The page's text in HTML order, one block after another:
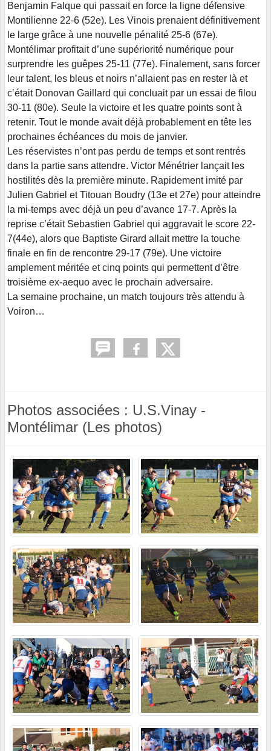
Benjamin Falque qui passait en force la ligne défensive
Montilienne 22-6 (52e). Les Vinois prenaient définitivement
le large grâce à une nouvelle pénalité 25-6 (67e).
Montélimar profitait d’une supériorité numérique pour
surprendre les guêpes 25-11 (77e). Finalement, sans forcer
leur talent, les bleus et noirs n’allaient pas en rester là et
c’était Donovan Gaillard qui concluait par un essai de filou
30-11 (80e). Seule la victoire et les quatre points sont à
retenir. Tout le monde avait déjà probablement en tête les
prochaines échéances du mois de janvier.
Les réservistes n’ont pas perdu de temps et sont rentrés
dans la partie sans attendre. Victor Ménétrier lançait les
hostilités dès la première minute. Rapidement imité par
Julien Gabriel et Titouan Boudry (13e et 27e) pour atteindre
la mi-temps avec déjà un peu d’avance 17-7. Après la
reprise c’était Sebastien Gabriel qui aggravait le score 22-
7(44e), alors que Baptiste Girard allait mettre la touche
finale en fin de rencontre 29-17 (79e). Une victoire
amplement méritée et cinq points qui permettent d’être
troisième ex-aequo avec le prochain adversaire.
La semaine prochaine, un match toujours très attendu à
Voiron…
Photos associées : U.S.Vinay -
Montélimar (Les photos)